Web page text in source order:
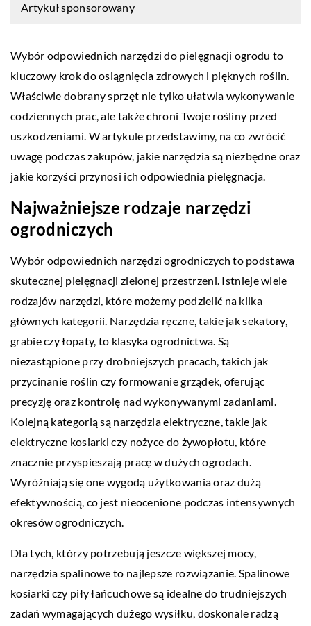
Artykuł sponsorowany
Wybór odpowiednich narzędzi do pielęgnacji ogrodu to
kluczowy krok do osiągnięcia zdrowych i pięknych roślin.
Właściwie dobrany sprzęt nie tylko ułatwia wykonywanie
codziennych prac, ale także chroni Twoje rośliny przed
uszkodzeniami. W artykule przedstawimy, na co zwrócić
uwagę podczas zakupów, jakie narzędzia są niezbędne oraz
jakie korzyści przynosi ich odpowiednia pielęgnacja.
Najważniejsze rodzaje narzędzi
ogrodniczych
Wybór odpowiednich narzędzi ogrodniczych to podstawa
skutecznej pielęgnacji zielonej przestrzeni. Istnieje wiele
rodzajów narzędzi, które możemy podzielić na kilka
głównych kategorii. Narzędzia ręczne, takie jak sekatory,
grabie czy łopaty, to klasyka ogrodnictwa. Są
niezastąpione przy drobniejszych pracach, takich jak
przycinanie roślin czy formowanie grządek, oferując
precyzję oraz kontrolę nad wykonywanymi zadaniami.
Kolejną kategorią są narzędzia elektryczne, takie jak
elektryczne kosiarki czy nożyce do żywopłotu, które
znacznie przyspieszają pracę w dużych ogrodach.
Wyróżniają się one wygodą użytkowania oraz dużą
efektywnością, co jest nieocenione podczas intensywnych
okresów ogrodniczych.
Dla tych, którzy potrzebują jeszcze większej mocy,
narzędzia spalinowe to najlepsze rozwiązanie. Spalinowe
kosiarki czy piły łańcuchowe są idealne do trudniejszych
zadań wymagających dużego wysiłku, doskonale radzą